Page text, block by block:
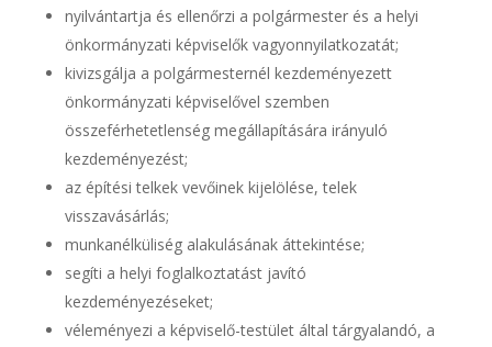
nyilvántartja és ellenőrzi a polgármester és a helyi
önkormányzati képviselők vagyonnyilatkozatát;
kivizsgálja a polgármesternél kezdeményezett
önkormányzati képviselővel szemben
összeférhetetlenség megállapítására irányuló
kezdeményezést;
az építési telkek vevőinek kijelölése, telek
visszavásárlás;
munkanélküliség alakulásának áttekintése;
segíti a helyi foglalkoztatást javító
kezdeményezéseket;
véleményezi a képviselő-testület által tárgyalandó, a